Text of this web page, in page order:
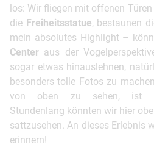
los: Wir fliegen mit offenen
die Freiheitsstatue, bestaunen
mein absolutes Highlight –
Center aus der
sogar etwas hinauslehnen,
besonders tolle Fotos zu
von oben zu sehen, ist
Stundenlang könnten wir hier
sattzusehen. An dieses Erlebnis
erinnern!